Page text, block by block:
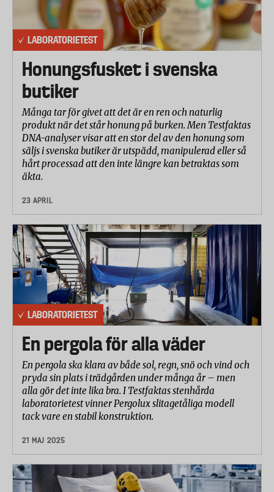
LABORATORIETEST
Honungsfusket i svenska
butiker
Många tar för givet att det är en ren och naturlig
produkt när det står honung på burken. Men Testfaktas
DNA-analyser visar att en stor del av den honung som
säljs i svenska butiker är utspädd, manipulerad eller så
hårt processad att den inte längre kan betraktas som
äkta.
23 APRIL
LABORATORIETEST
En pergola för alla väder
En pergola ska klara av både sol, regn, snö och vind och
pryda sin plats i trädgården under många år – men
alla gör det inte lika bra. I Testfaktas stenhårda
laboratorietest vinner Pergolux slitagetåliga modell
tack vare en stabil konstruktion.
21 MAJ 2025